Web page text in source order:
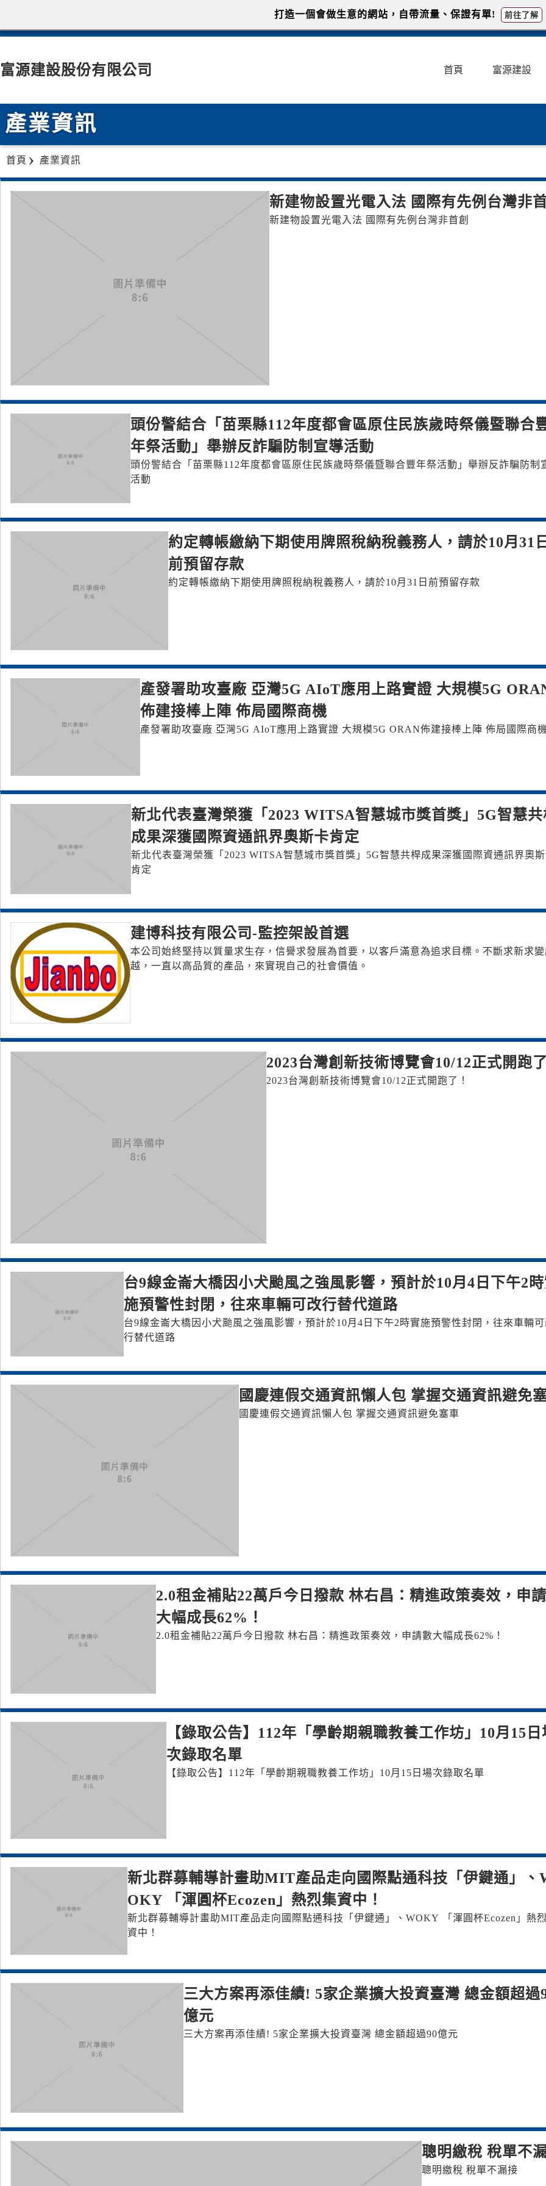
富源建設股份有限公司 首頁 富源建設
產業資訊
首頁 產業資訊
新建物設置光電入法 國際有先例台灣非
新建物設置光電入法 國際有先例台灣非首創
頭份警結合「苗栗縣112年度都會區原住民族歲時祭儀暨聯合
年祭活動」舉辦反詐騙防制宣導活動
頭份警結合「苗栗縣112年度都會區原住民族歲時祭儀暨聯合豐年祭活動」舉辦反詐騙防制
活動
約定轉帳繳納下期使用牌照稅納稅義務人，請於10月31
前預留存款
約定轉帳繳納下期使用牌照稅納稅義務人，請於10月31日前預留存款
產發署助攻臺廠 亞灣5G AIoT應用上路實證 大規模5G
佈建接棒上陣 佈局國際商機
產發署助攻臺廠 亞灣5G AIoT應用上路實證 大規模5G ORAN佈建接棒上陣 佈局國際商
新北代表臺灣榮獲「2023 WITSA智慧城市獎首獎」5G智慧
成果深獲國際資通訊界奧斯卡肯定
新北代表臺灣榮獲「2023 WITSA智慧城市獎首獎」5G智慧共桿成果深獲國際資通訊界奧
肯定
建博科技有限公司-監控架設首選
本公司始終堅持以質量求生存，信譽求發展為首要，以客戶滿意為追求目標。不斷求新求
越，一直以高品質的產品，來實現自己的社會價值。
2023台灣創新技術博覽會10/12正式開跑
2023台灣創新技術博覽會10/12正式開跑了！
台9線金崙大橋因小犬颱風之強風影響，預計於10月4日下午2
施預警性封閉，往來車輛可改行替代道路
台9線金崙大橋因小犬颱風之強風影響，預計於10月4日下午2時實施預警性封閉，往來車輛
行替代道路
國慶連假交通資訊懶人包 掌握交通資訊避免
國慶連假交通資訊懶人包 掌握交通資訊避免塞車
2.0租金補貼22萬戶今日撥款 林右昌：精進政策奏效，申
大幅成長62%！
2.0租金補貼22萬戶今日撥款 林右昌：精進政策奏效，申請數大幅成長62%！
【錄取公告】112年「學齡期親職教養工作坊」10月15日
次錄取名單
【錄取公告】112年「學齡期親職教養工作坊」10月15日場次錄取名單
新北群募輔導計畫助MIT產品走向國際點通科技「伊鍵通」、
OKY 「渾圓杯Ecozen」熱烈集資中！
新北群募輔導計畫助MIT產品走向國際點通科技「伊鍵通」、WOKY 「渾圓杯Ecozen」熱
資中！
三大方案再添佳績! 5家企業擴大投資臺灣 總金額超過
億元
三大方案再添佳績! 5家企業擴大投資臺灣 總金額超過90億元
聰明繳稅 稅單不
聰明繳稅 稅單不漏接
打造一個會做生意的網站，自帶流量、保證有單! 前往了解